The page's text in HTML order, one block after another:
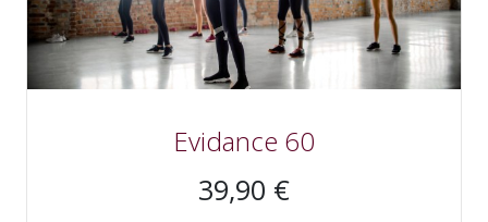
Evidance 60
39,90 €